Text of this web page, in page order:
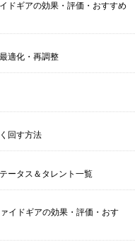
ドギアの効果・評価・おすすめ
適化・再調整
回す方法
ータス＆タレント一覧
イドギアの効果・評価・おす